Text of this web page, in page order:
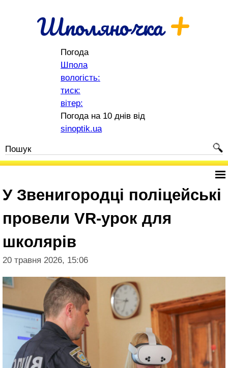
Шполяночка+
Погода
Шпола
вологість:
тиск:
вітер:
Погода на 10 днів від
sinoptik.ua
У Звенигородці поліцейські
провели VR-урок для
школярів
20 травня 2026, 15:06